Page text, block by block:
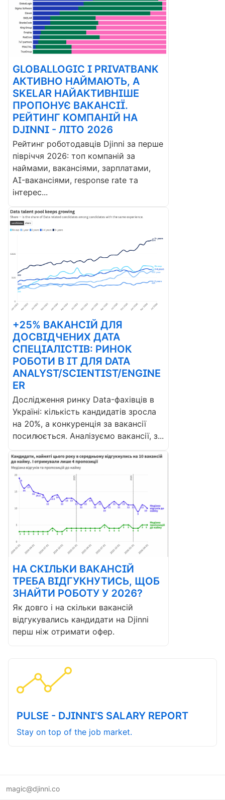
GLOBALLOGIC І PRIVATBANK
АКТИВНО НАЙМАЮТЬ, А
SKELAR НАЙАКТИВНІШЕ
ПРОПОНУЄ ВАКАНСІЇ.
РЕЙТИНГ КОМПАНІЙ НА
DJINNI - ЛІТО 2026
Рейтинг роботодавців Djinni за перше
півріччя 2026: топ компаній за
наймами, вакансіями, зарплатами,
AI-вакансіями, response rate та
інтерес...
+25% ВАКАНСІЙ ДЛЯ
ДОСВІДЧЕНИХ ДАТА
СПЕЦІАЛІСТІВ: РИНОК
РОБОТИ В ІТ ДЛЯ DATA
ANALYST/SCIENTIST/ENGINE
ER
Дослідження ринку Data-фахівців в
Україні: кількість кандидатів зросла
на 20%, а конкуренція за вакансії
посилюється. Аналізуємо вакансії, з...
НА СКІЛЬКИ ВАКАНСІЙ
ТРЕБА ВІДГУКНУТИСЬ, ЩОБ
ЗНАЙТИ РОБОТУ У 2026?
Як довго і на скільки вакансій
відгукувались кандидати на Djinni
перш ніж отримати офер.
PULSE - DJINNI'S SALARY REPORT
Stay on top of the job market.
magic@djinni.co